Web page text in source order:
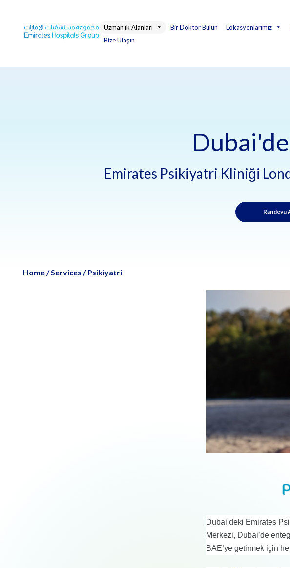
content
Uzmanlık Alanları Bir Doktor Bulun Lokasyonlarımız
Bize Ulaşın
Emirates Psikiyatri Kliniği
Randevu
Home/Services / Psikiyatri
Dubai’deki Emirates
Merkezi, Dubai’de
BAE’ye getirmek için